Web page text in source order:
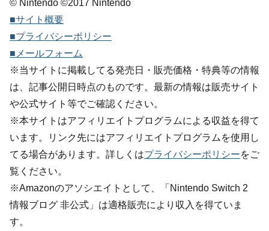
© Nintendo ©2017 Nintendo
■サイト概要
■プライバシーポリシー
■メールフォーム
※当サイトに掲載してる発売日・販売価格・特典等の情報
は、記事公開日時点のものです。最新の情報は販売サイト
や公式サイト等でご確認ください。
※本サイトはアフィリエイトプログラムによる収益を得て
います。リンク先にはアフィリエイトプログラムを使用し
てる場合があります。詳しくはプライバシーポリシーをご
覧ください。
※Amazonのアソシエイトとして、「Nintendo Switch 2
情報ブログ 非公式」は適格販売により収入を得ていま
す。